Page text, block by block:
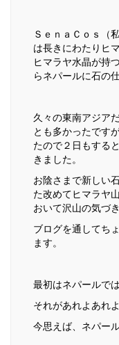
ＳｅｎａＣｏｓ（
は長きにわたりヒ
ヒマラヤ水晶が持
らネパールに石の
久々の東南アジア
とも多かったです
たので２日もする
きました。
お陰さまで新しい
た改めてヒマラヤ
おいて沢山の気づ
ブログを通してち
ます。
最初はネパールで
それがあれよあれ
今思えば、ネパー